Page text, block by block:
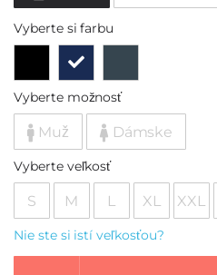
Vyberte si farbu
Vyberte možnosť
Muž Dámske
Vyberte veľkosť
S M L XL XXL
Nie ste si istí veľkosťou?